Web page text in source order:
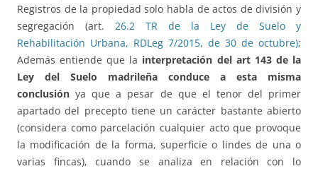
Registros de la propiedad solo habla de actos de división y
segregación (art. 26.2 TR de la Ley de Suelo y
Rehabilitación Urbana, RDLeg 7/2015, de 30 de octubre);
Además entiende que la interpretación del art 143 de la
Ley del Suelo madrileña conduce a esta misma
conclusión ya que a pesar de que el tenor del primer
apartado del precepto tiene un carácter bastante abierto
(considera como parcelación cualquier acto que provoque
la modificación de la forma, superficie o lindes de una o
varias fincas), cuando se analiza en relación con lo